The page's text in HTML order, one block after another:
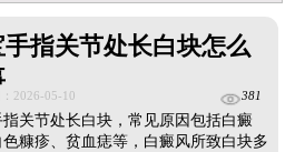
癜风怎么治疗好得快
早期是什么症状图片
手指关节处长白块怎么
2026-05-10 381
关节处长白块，常见原因包括白癜
色糠疹、贫血痣等，白癜风所致白块多